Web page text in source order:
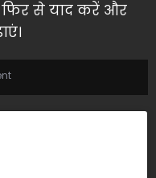
फिर से याद करें और